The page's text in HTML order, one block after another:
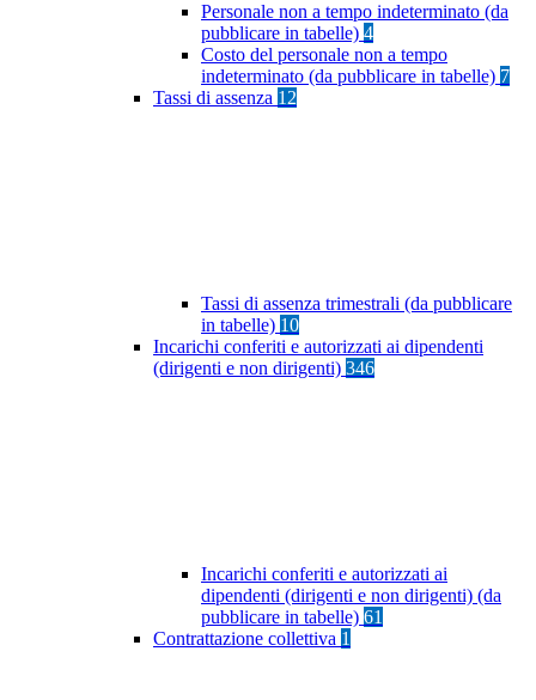
Personale non a tempo indeterminato (da
pubblicare in tabelle) 4
Costo del personale non a tempo
indeterminato (da pubblicare in tabelle) 7
Tassi di assenza 12
Tassi di assenza trimestrali (da pubblicare
in tabelle) 10
Incarichi conferiti e autorizzati ai dipendenti
(dirigenti e non dirigenti) 346
Incarichi conferiti e autorizzati ai
dipendenti (dirigenti e non dirigenti) (da
pubblicare in tabelle) 61
Contrattazione collettiva 1